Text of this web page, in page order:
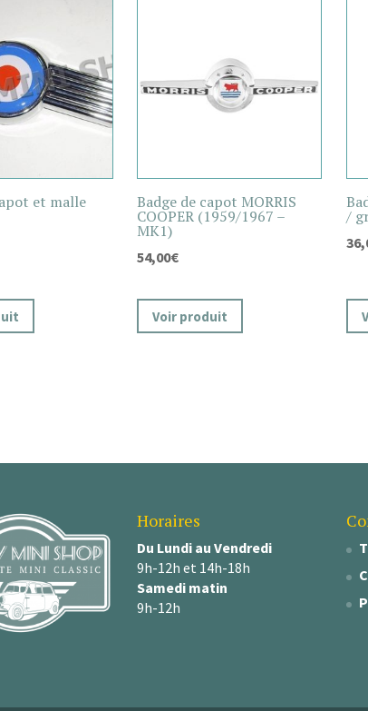
et malle Badge de capot MORRIS
COOPER (1959/1967 –
MK1)
54,00€
Voir produit
/
Horaires
Du Lundi au Vendredi
9h-12h et 14h-18h
Samedi matin
9h-12h